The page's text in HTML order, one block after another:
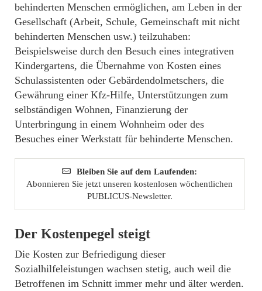
behinderten Menschen ermöglichen, am Leben in der
Gesellschaft (Arbeit, Schule, Gemeinschaft mit nicht
behinderten Menschen usw.) teilzuhaben:
Beispielsweise durch den Besuch eines integrativen
Kindergartens, die Übernahme von Kosten eines
Schulassistenten oder Gebärdendolmetschers, die
Gewährung einer Kfz-Hilfe, Unterstützungen zum
selbständigen Wohnen, Finanzierung der
Unterbringung in einem Wohnheim oder des
Besuches einer Werkstatt für behinderte Menschen.
Bleiben Sie auf dem Laufenden:
Abonnieren Sie jetzt unseren kostenlosen wöchentlichen
PUBLICUS-Newsletter.
Der Kostenpegel steigt
Die Kosten zur Befriedigung dieser
Sozialhilfeleistungen wachsen stetig, auch weil die
Betroffenen im Schnitt immer mehr und älter werden.